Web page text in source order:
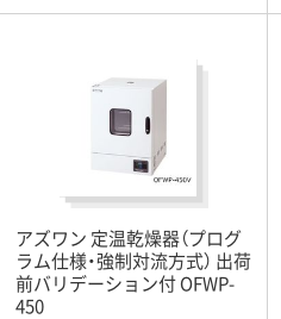
アズワン 定温乾燥器（プログ
ラム仕様・強制対流方式） 出荷
前バリデーション付 OFWP-
450